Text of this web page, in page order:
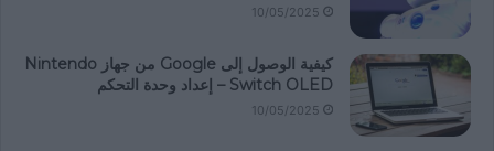
10/05/2025
كيفية الوصول إلى Google من جهاز Nintendo
Switch OLED – إعداد وحدة التحكم
10/05/2025